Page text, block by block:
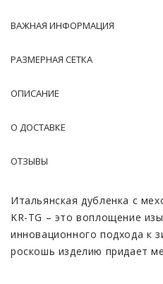
ВАЖНАЯ ИНФОРМАЦИЯ
РАЗМЕРНАЯ СЕТКА
ОПИСАНИЕ
О ДОСТАВКЕ
ОТЗЫВЫ
Итальянская дубленка с
KR-TG – это воплощение
инновационного подхода к
роскошь изделию придает